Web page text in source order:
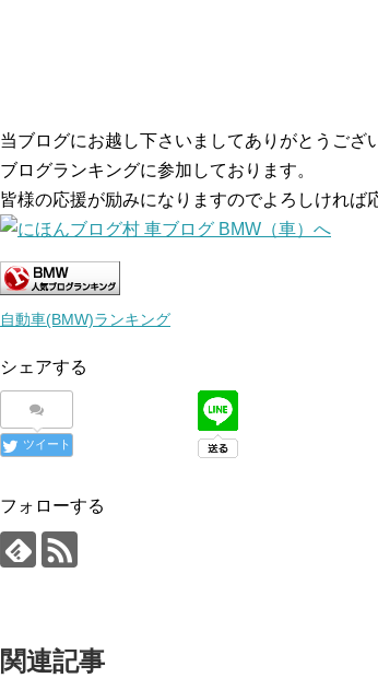
当ブログにお越し下さいましてありがとうござ
ブログランキングに参加しております。
皆様の応援が励みになりますのでよろしければ
自動車(BMW)ランキング
シェアする
ツイート
フォローする
関連記事